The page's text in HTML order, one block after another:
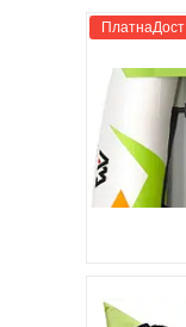
ПлатнаДост